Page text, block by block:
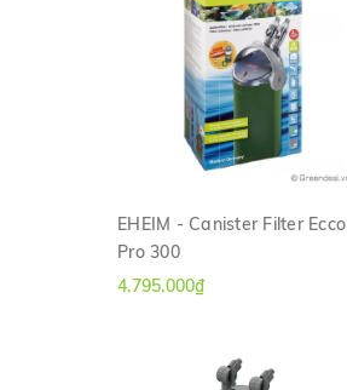
XEM NHANH
EHEIM - Canister Filter Ecco
Pro 300
4.795.000₫